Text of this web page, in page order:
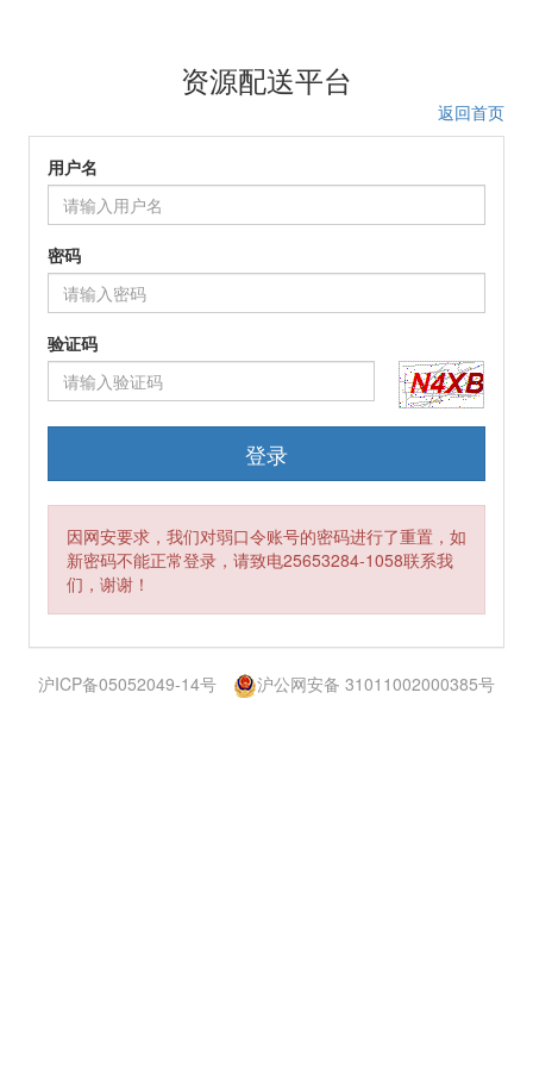
资源配送平台
返回首页
用户名
密码
验证码
登录
因网安要求，我们对弱口令账号的密码进行了重置，如
新密码不能正常登录，请致电25653284-1058联系我
们，谢谢！
沪ICP备05052049-14号 沪公网安备 31011002000385号